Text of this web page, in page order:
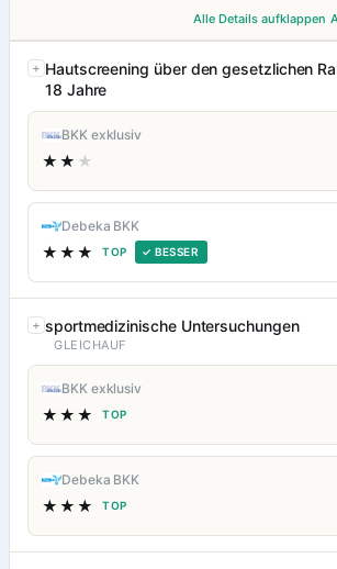
Alle Details aufklappen
Hautscreening über den gesetzlichen
18 Jahre
BKK exklusiv
★★ ★
Debeka BKK
★★★ TOP ✓ BESSER
sportmedizinische Untersuchungen
GLEICHAUF
BKK exklusiv
★★★ TOP
Debeka BKK
★★★ TOP